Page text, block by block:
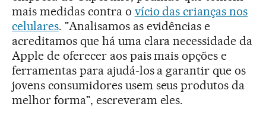
mais medidas contra o vício das crianças nos
celulares. "Analisamos as evidências e
acreditamos que há uma clara necessidade da
Apple de oferecer aos pais mais opções e
ferramentas para ajudá-los a garantir que os
jovens consumidores usem seus produtos da
melhor forma", escreveram eles.